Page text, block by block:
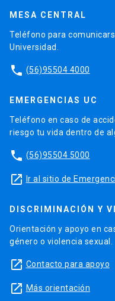
MESA CENTRAL
Teléfono para
Universidad.
phone (56)95504 4000
EMERGENCIAS UC
Teléfono en caso de
riesgo tu vida dentro de
phone (56)95504 5000
launch Ir al sitio de
DISCRIMINACIÓN Y
Orientación y apoyo en
género o violencia sexual.
launch Contacto para apoyo
launch Más orientación